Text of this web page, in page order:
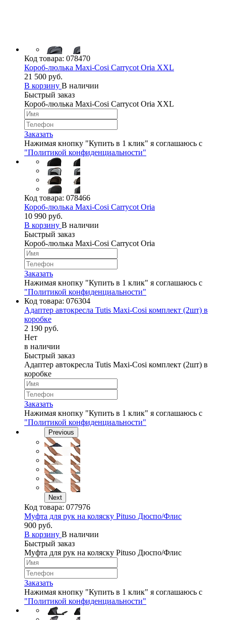
Код товара: 078470
Короб-люлька Maxi-Cosi Carrycot Oria XXL
21 500 руб.
В корзину В наличии
Быстрый заказ
Короб-люлька Maxi-Cosi Carrycot Oria XXL
Заказать
Нажимая кнопку "Купить в 1 клик" я соглашаюсь с
"Политикой конфиденциальности"
Код товара: 078466
Короб-люлька Maxi-Cosi Carrycot Oria
10 990 руб.
В корзину В наличии
Быстрый заказ
Короб-люлька Maxi-Cosi Carrycot Oria
Заказать
Нажимая кнопку "Купить в 1 клик" я соглашаюсь с
"Политикой конфиденциальности"
Код товара: 076304
Адаптер автокресла Tutis Maxi-Cosi комплект (2шт) в
коробке
2 190 руб.
Нет
в наличии
Быстрый заказ
Адаптер автокресла Tutis Maxi-Cosi комплект (2шт) в
коробке
Заказать
Нажимая кнопку "Купить в 1 клик" я соглашаюсь с
"Политикой конфиденциальности"
Previous
Next
Код товара: 077976
Муфта для рук на коляску Pituso Дюспо/Флис
900 руб.
В корзину В наличии
Быстрый заказ
Муфта для рук на коляску Pituso Дюспо/Флис
Заказать
Нажимая кнопку "Купить в 1 клик" я соглашаюсь с
"Политикой конфиденциальности"